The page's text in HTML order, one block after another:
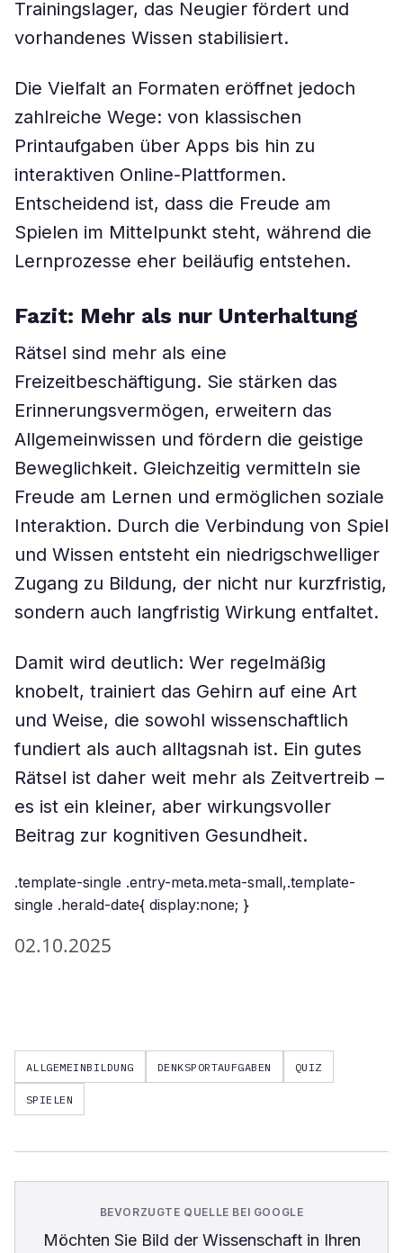
Trainingslager, das Neugier fördert und
vorhandenes Wissen stabilisiert.
Die Vielfalt an Formaten eröffnet jedoch
zahlreiche Wege: von klassischen
Printaufgaben über Apps bis hin zu
interaktiven Online-Plattformen.
Entscheidend ist, dass die Freude am
Spielen im Mittelpunkt steht, während die
Lernprozesse eher beiläufig entstehen.
Fazit: Mehr als nur Unterhaltung
Rätsel sind mehr als eine
Freizeitbeschäftigung. Sie stärken das
Erinnerungsvermögen, erweitern das
Allgemeinwissen und fördern die geistige
Beweglichkeit. Gleichzeitig vermitteln sie
Freude am Lernen und ermöglichen soziale
Interaktion. Durch die Verbindung von Spiel
und Wissen entsteht ein niedrigschwelliger
Zugang zu Bildung, der nicht nur kurzfristig,
sondern auch langfristig Wirkung entfaltet.
Damit wird deutlich: Wer regelmäßig
knobelt, trainiert das Gehirn auf eine Art
und Weise, die sowohl wissenschaftlich
fundiert als auch alltagsnah ist. Ein gutes
Rätsel ist daher weit mehr als Zeitvertreib –
es ist ein kleiner, aber wirkungsvoller
Beitrag zur kognitiven Gesundheit.
.template-single .entry-meta.meta-small,.template-
single .herald-date{ display:none; }
02.10.2025
ALLGEMEINBILDUNG DENKSPORTAUFGABEN QUIZ
SPIELEN
BEVORZUGTE QUELLE BEI GOOGLE
Möchten Sie Bild der Wissenschaftin Ihren